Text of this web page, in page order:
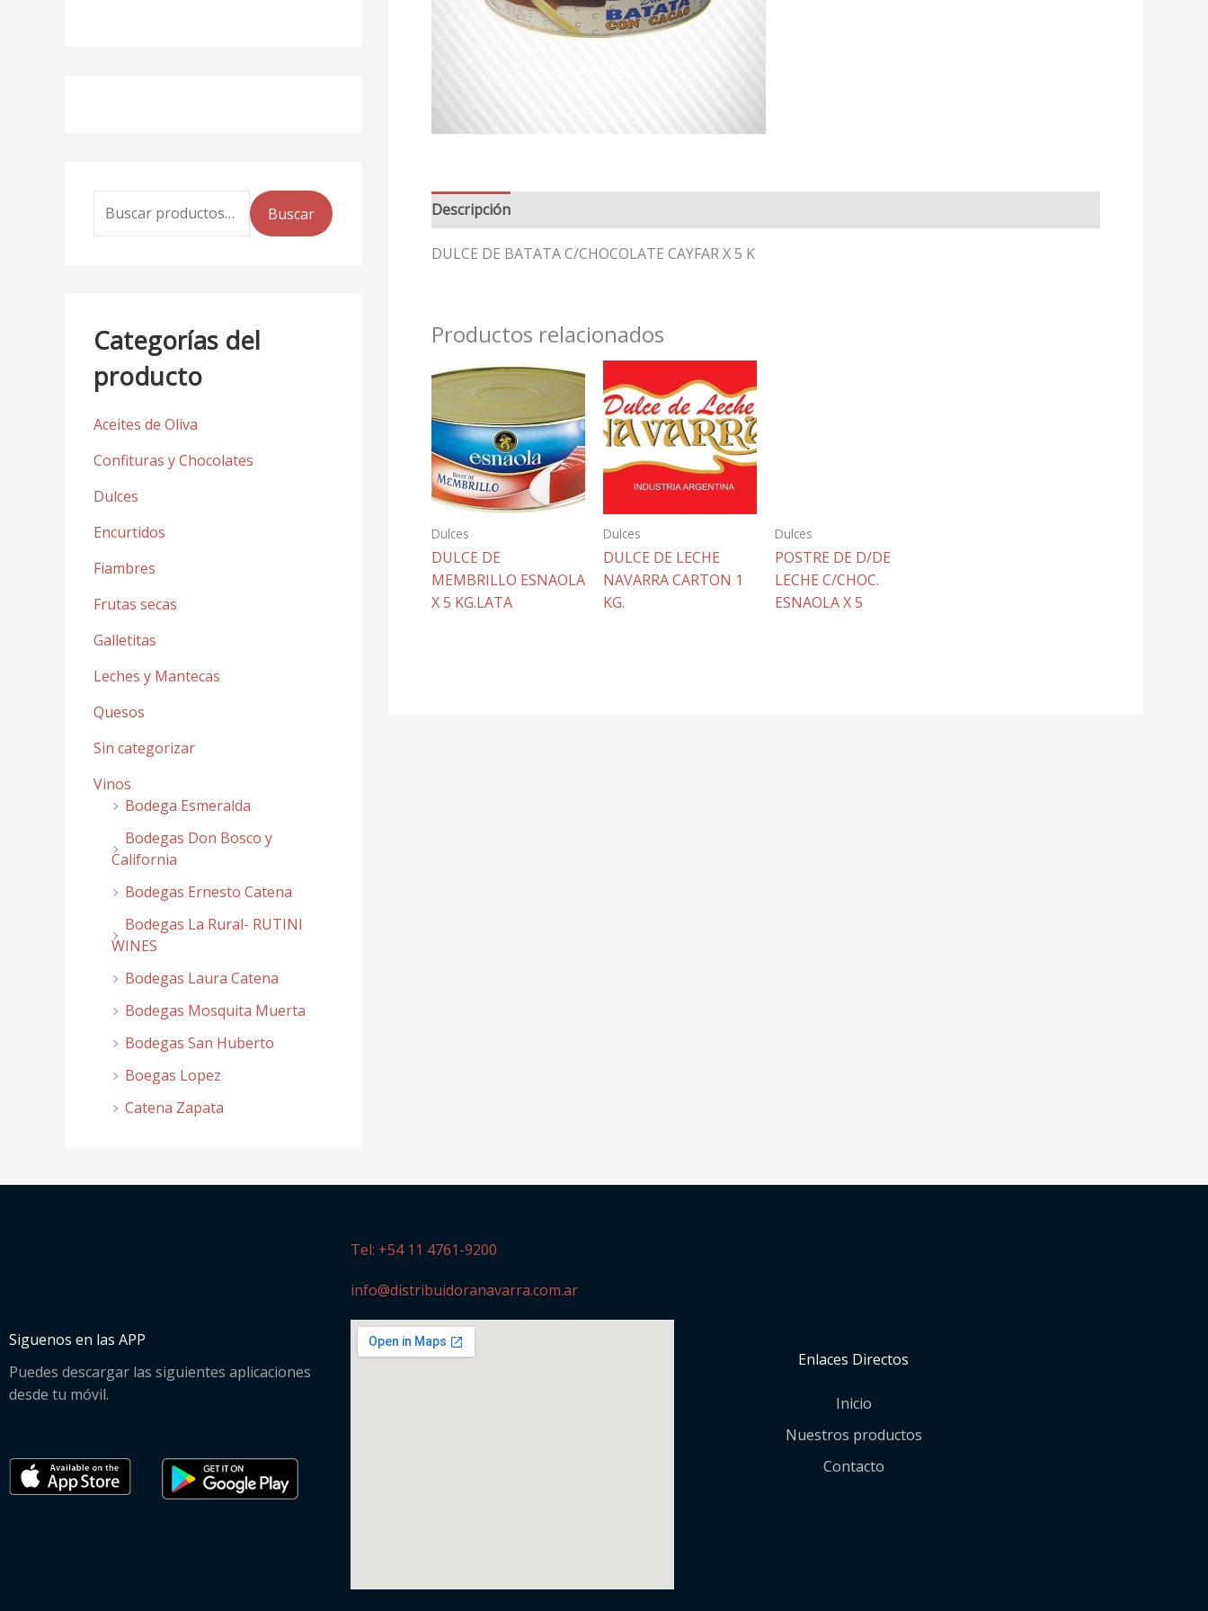
Buscar
Categorías del
producto
Aceites de Oliva
Confituras y Chocolates
Dulces
Encurtidos
Fiambres
Frutas secas
Galletitas
Leches y Mantecas
Quesos
Sin categorizar
Vinos
Bodega Esmeralda
Bodegas Don Bosco y
California
Bodegas Ernesto Catena
Bodegas La Rural- RUTINI
WINES
Bodegas Laura Catena
Bodegas Mosquita Muerta
Bodegas San Huberto
Boegas Lopez
Catena Zapata
Descripción
DULCE DE BATATA C/CHOCOLATE CAYFAR X 5 K
Productos relacionados
Dulces
DULCE DE
MEMBRILLO ESNAOLA
X 5 KG.LATA
Dulces
DULCE DE LECHE
NAVARRA CARTON 1
KG.
Dulces
POSTRE DE D/DE
LECHE C/CHOC.
ESNAOLA X 5
Siguenos en las APP
Puedes descargar las siguientes aplicaciones
desde tu móvil.
Tel: +54 11 4761-9200
info@distribuidoranavarra.com.ar
Enlaces Directos
Inicio
Nuestros productos
Contacto